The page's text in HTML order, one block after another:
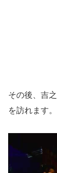
その後、吉
を訪れます。